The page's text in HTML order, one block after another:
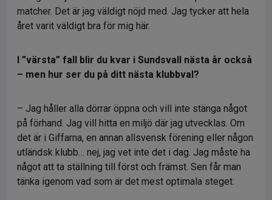
matcher. Det är jag väldigt nöjd med. Jag tycker att hela
året varit väldigt bra för mig här.
I ”värsta” fall blir du kvar i Sundsvall nästa år också
– men hur ser du på ditt nästa klubbval?
– Jag håller alla dörrar öppna och vill inte stänga något
på förhand. Jag vill hitta en miljö där jag utvecklas. Om
det är i Giffarna, en annan allsvensk förening eller någon
utländsk klubb… nej, jag vet inte det i dag. Jag måste ha
något att ta ställning till först och främst. Sen får man
tänka igenom vad som är det mest optimala steget.